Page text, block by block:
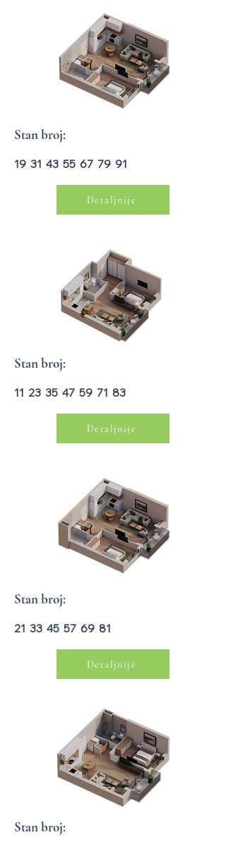
Stan broj:
19 31 43 55 67 79 91
Detaljnije
Stan broj:
11 23 35 47 59 71 83
Detaljnije
Stan broj:
21 33 45 57 69 81
Detaljnije
Stan broj: